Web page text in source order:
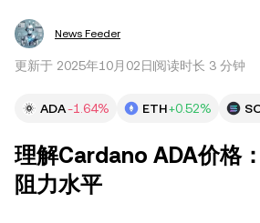
News Feeder
更新于 2025年10月02日 阅读时长 3 分钟
ADA-1.64% ETH+0.52%
理解Cardano ADA价格
阻力水平